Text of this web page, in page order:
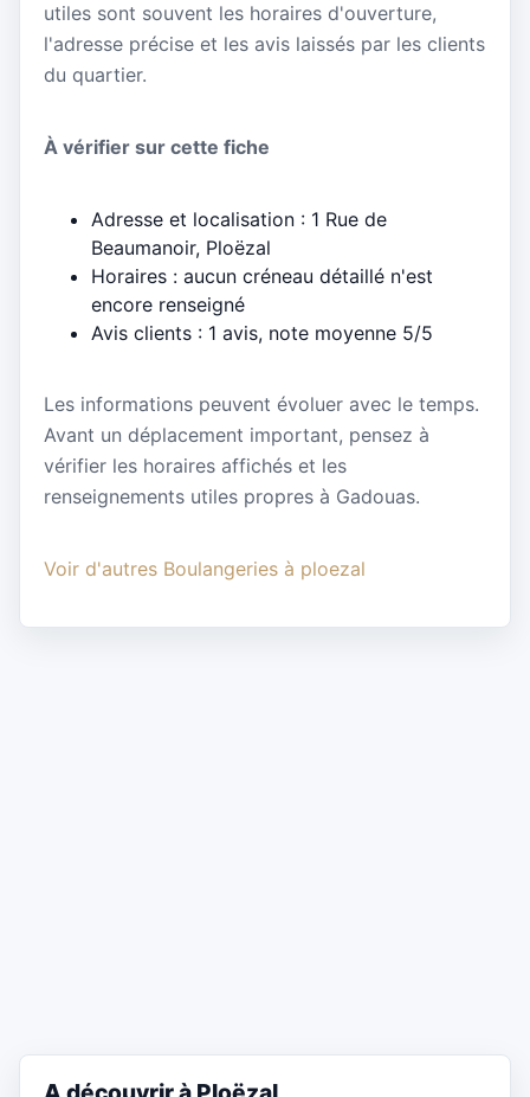
utiles sont souvent les horaires d'ouverture,
l'adresse précise et les avis laissés par les clients
du quartier.
À vérifier sur cette fiche
Adresse et localisation : 1 Rue de
Beaumanoir, Ploëzal
Horaires : aucun créneau détaillé n'est
encore renseigné
Avis clients : 1 avis, note moyenne 5/5
Les informations peuvent évoluer avec le temps.
Avant un déplacement important, pensez à
vérifier les horaires affichés et les
renseignements utiles propres à Gadouas.
Voir d'autres Boulangeries à ploezal